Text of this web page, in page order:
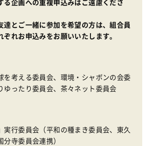
る企画への重複申込みはご遠慮くださ
達とご一緒に参加を希望の方は、組合員
ぞれお申込みをお願いいたします。
を考える委員会、環境・シャボンの会委
ゆったり委員会、茶々ネット委員会
実行委員会（平和の種まき委員会、東久
寺委員会連携）